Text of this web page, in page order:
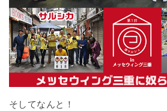
そしてなんと！